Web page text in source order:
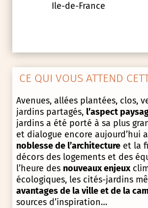
Ile-de-France
CE QUI VOUS ATTEND
Avenues, allées plantées, clos,
jardins partagés, l’aspect
jardins a été porté à sa plus
et dialogue encore aujourd’hui
noblesse de l’architectureet la
décors des logements et des
l’heure des nouveaux enjeux
écologiques, les cités-jardins
avantages de la ville et de la
sources d’inspiration…